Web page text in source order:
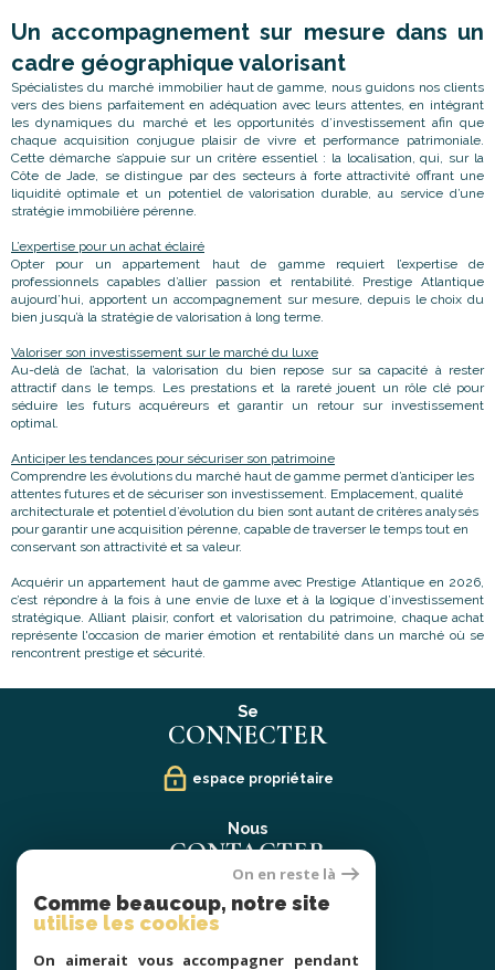
Un accompagnement sur mesure dans un
cadre géographique valorisant
Spécialistes du marché immobilier haut de gamme, nous guidons nos clients
vers des biens parfaitement en adéquation avec leurs attentes, en intégrant
les dynamiques du marché et les opportunités d’investissement afin que
chaque acquisition conjugue plaisir de vivre et performance patrimoniale.
Cette démarche s’appuie sur un critère essentiel : la localisation, qui, sur la
Côte de Jade, se distingue par des secteurs à forte attractivité offrant une
liquidité optimale et un potentiel de valorisation durable, au service d’une
stratégie immobilière pérenne.
L’expertise pour un achat éclairé
Opter pour un appartement haut de gamme requiert l’expertise de
professionnels capables d’allier passion et rentabilité. Prestige Atlantique
aujourd’hui, apportent un accompagnement sur mesure, depuis le choix du
bien jusqu’à la stratégie de valorisation à long terme.
Valoriser son investissement sur le marché du luxe
Au-delà de l’achat, la valorisation du bien repose sur sa capacité à rester
attractif dans le temps. Les prestations et la rareté jouent un rôle clé pour
séduire les futurs acquéreurs et garantir un retour sur investissement
optimal.
Anticiper les tendances pour sécuriser son patrimoine
Comprendre les évolutions du marché haut de gamme permet d’anticiper les
attentes futures et de sécuriser son investissement. Emplacement, qualité
architecturale et potentiel d’évolution du bien sont autant de critères analysés
pour garantir une acquisition pérenne, capable de traverser le temps tout en
conservant son attractivité et sa valeur.
Acquérir un appartement haut de gamme avec Prestige Atlantique en 2026,
c’est répondre à la fois à une envie de luxe et à la logique d’investissement
stratégique. Alliant plaisir, confort et valorisation du patrimoine, chaque achat
représente l'occasion de marier émotion et rentabilité dans un marché où se
rencontrent prestige et sécurité.
Se
CONNECTER
espace propriétaire
Nous
CONTACTER
02 40 21 91 13
contact@prestige-atlantique.fr
On en reste là
Comme beaucoup, notre site
utilise les cookies
On aimerait vous accompagner pendant